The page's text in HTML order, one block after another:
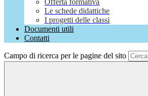
Offerta formativa
Le schede didattiche
I progetti delle classi
Documenti utili
Contatti
Campo di ricerca per le pagine del sito